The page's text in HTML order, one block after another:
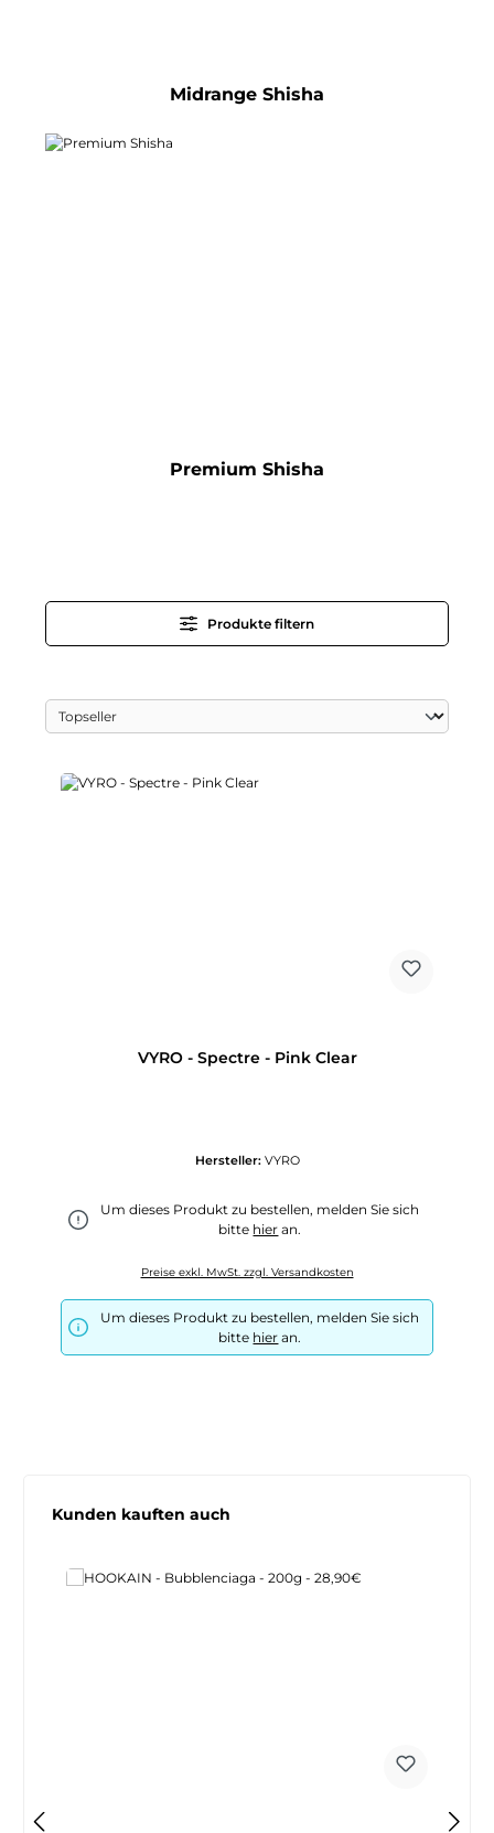
Midrange Shisha
Premium Shisha
Produkte filtern
VYRO - Spectre - Pink Clear
Hersteller: VYRO
Um dieses Produkt zu bestellen, melden Sie sich
bitte hier an.
Preise exkl. MwSt. zzgl. Versandkosten
Um dieses Produkt zu bestellen, melden Sie sich
bitte hier an.
Produktgalerie überspringen
Kunden kauften auch